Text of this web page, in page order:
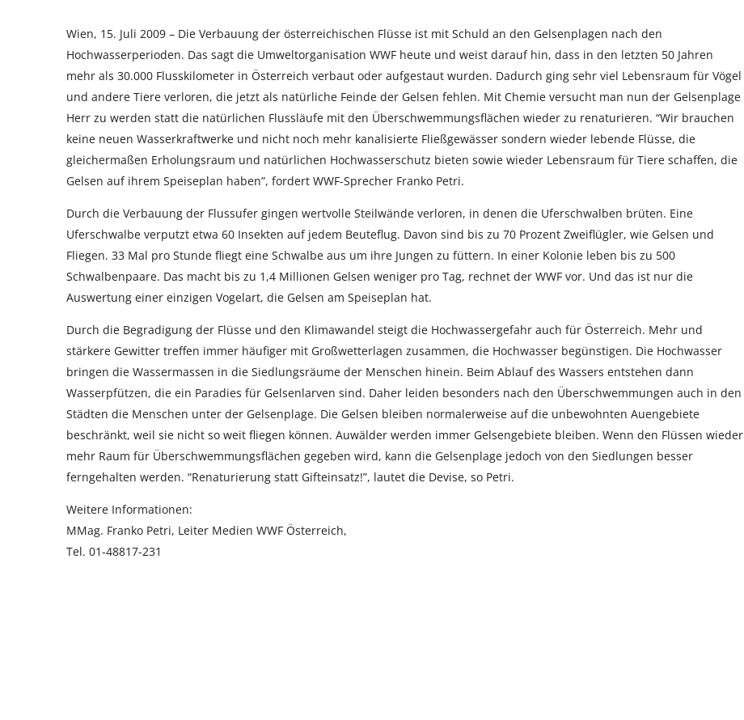
Wien, 15. Juli 2009 – Die Verbauung der österreichischen Flüsse ist mit Schuld an den Gelsenplagen nach den
Hochwasserperioden. Das sagt die Umweltorganisation WWF heute und weist darauf hin, dass in den letzten 50 Jahren
mehr als 30.000 Flusskilometer in Österreich verbaut oder aufgestaut wurden. Dadurch ging sehr viel Lebensraum für Vögel
und andere Tiere verloren, die jetzt als natürliche Feinde der Gelsen fehlen. Mit Chemie versucht man nun der Gelsenplage
Herr zu werden statt die natürlichen Flussläufe mit den Überschwemmungsflächen wieder zu renaturieren. “Wir brauchen
keine neuen Wasserkraftwerke und nicht noch mehr kanalisierte Fließgewässer sondern wieder lebende Flüsse, die
gleichermaßen Erholungsraum und natürlichen Hochwasserschutz bieten sowie wieder Lebensraum für Tiere schaffen, die
Gelsen auf ihrem Speiseplan haben”, fordert WWF-Sprecher Franko Petri.
Durch die Verbauung der Flussufer gingen wertvolle Steilwände verloren, in denen die Uferschwalben brüten. Eine
Uferschwalbe verputzt etwa 60 Insekten auf jedem Beuteflug. Davon sind bis zu 70 Prozent Zweiflügler, wie Gelsen und
Fliegen. 33 Mal pro Stunde fliegt eine Schwalbe aus um ihre Jungen zu füttern. In einer Kolonie leben bis zu 500
Schwalbenpaare. Das macht bis zu 1,4 Millionen Gelsen weniger pro Tag, rechnet der WWF vor. Und das ist nur die
Auswertung einer einzigen Vogelart, die Gelsen am Speiseplan hat.
Durch die Begradigung der Flüsse und den Klimawandel steigt die Hochwassergefahr auch für Österreich. Mehr und
stärkere Gewitter treffen immer häufiger mit Großwetterlagen zusammen, die Hochwasser begünstigen. Die Hochwasser
bringen die Wassermassen in die Siedlungsräume der Menschen hinein. Beim Ablauf des Wassers entstehen dann
Wasserpfützen, die ein Paradies für Gelsenlarven sind. Daher leiden besonders nach den Überschwemmungen auch in den
Städten die Menschen unter der Gelsenplage. Die Gelsen bleiben normalerweise auf die unbewohnten Auengebiete
beschränkt, weil sie nicht so weit fliegen können. Auwälder werden immer Gelsengebiete bleiben. Wenn den Flüssen wieder
mehr Raum für Überschwemmungsflächen gegeben wird, kann die Gelsenplage jedoch von den Siedlungen besser
ferngehalten werden. “Renaturierung statt Gifteinsatz!”, lautet die Devise, so Petri.
Weitere Informationen:
MMag. Franko Petri, Leiter Medien WWF Österreich,
Tel. 01-48817-231